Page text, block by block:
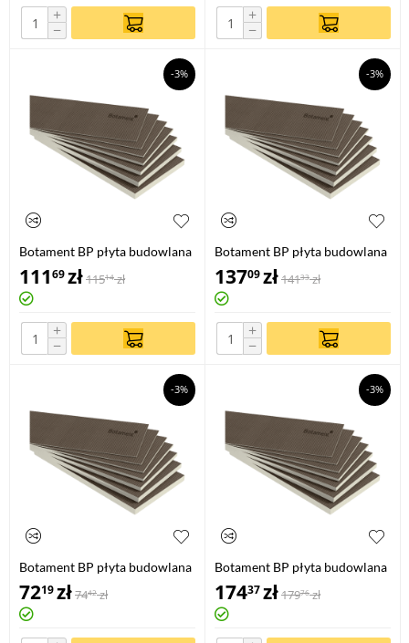
+
−
+
−
-3%
Botament BP płyta budowlana
1,2 m x 0,6 m / 20 mm
11169zł11514 zł
+
−
-3%
Botament BP płyta budowlana
1,2 m x 0,6 m / 30 mm
13709zł14133 zł
+
−
-3%
Botament BP płyta budowlana
1,2 m x 0,6 m / 4 mm
7219zł7442 zł
-3%
Botament BP płyta budowlana
1,2 m x 0,6 m / 40 mm
17437zł17976 zł